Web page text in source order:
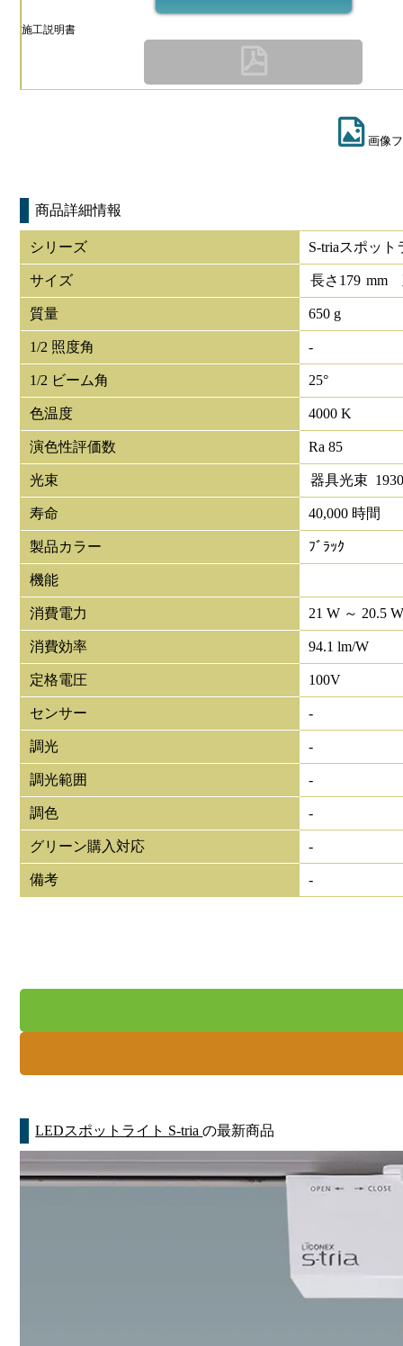
施工説明書
画像
商品詳細情報
シリーズ S-triaスポット
サイズ 長さ 179 mm
質量 650 g
1/2 照度角 -
1/2 ビーム角 25°
色温度 4000 K
演色性評価数 Ra 85
光束 器具光束
寿命 40,000 時間
製品カラー ﾌﾞﾗｯｸ
機能
消費電力 21 W ～ 20.5
消費効率 94.1 lm/W
定格電圧 100V
センサー -
調光 -
調光範囲 -
調色 -
グリーン購入対応 -
備考 -
LEDスポットライト S-triaの最新商品